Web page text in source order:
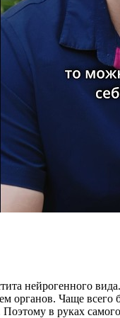
нейрогенного
органов. Чаще
в руках